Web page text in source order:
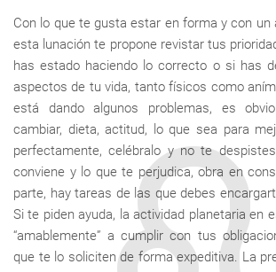
Con lo que te gusta estar en forma y con un
esta lunación te propone revistar tus
has estado haciendo lo correcto o si has
aspectos de tu vida, tanto físicos como
está dando algunos problemas, es
cambiar, dieta, actitud, lo que sea para
perfectamente, celébralo y no te
conviene y lo que te perjudica, obra en
parte, hay tareas de las que debes
Si te piden ayuda, la actividad planetaria en
“amablemente” a cumplir con tus
que te lo soliciten de forma expeditiva. La